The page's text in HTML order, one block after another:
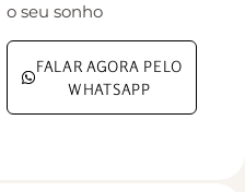
o seu sonho
FALAR AGORA PELO
WHATSAPP